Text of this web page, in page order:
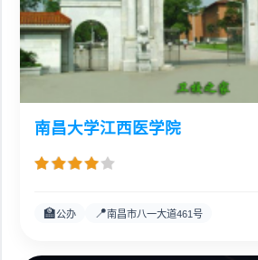
南昌大学江西医学院
🏫公办 📍南昌市八一大道461号